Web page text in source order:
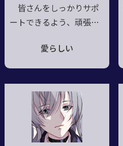
皆さんをしっかりサポ
ートできるよう、頑張っ
ーチャーにして精霊術
な日々を営む、とある森
のエルフ一族出身。心穏
やかに過ごす時を尊び、
願わくば皆がそうあれた
愛らしい